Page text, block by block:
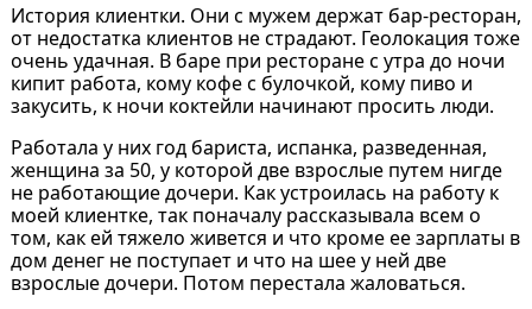
История клиентки. Они с мужем держат бар-ресторан,
от недостатка клиентов не страдают. Геолокация тоже
очень удачная. В баре при ресторане с утра до ночи
кипит работа, кому кофе с булочкой, кому пиво и
закусить, к ночи коктейли начинают просить люди.
Работала у них год бариста, испанка, разведенная,
женщина за 50, у которой две взрослые путем нигде
не работающие дочери. Как устроилась на работу к
моей клиентке, так поначалу рассказывала всем о
том, как ей тяжело живется и что кроме ее зарплаты в
дом денег не поступает и что на шее у ней две
взрослые дочери. Потом перестала жаловаться.